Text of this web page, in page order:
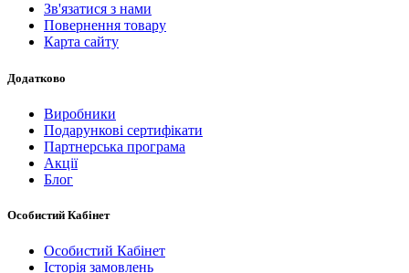
Зв'язатися з нами
Повернення товару
Карта сайту
Додатково
Виробники
Подарункові сертифікати
Партнерська програма
Акції
Блог
Особистий Кабінет
Особистий Кабінет
Історія замовлень